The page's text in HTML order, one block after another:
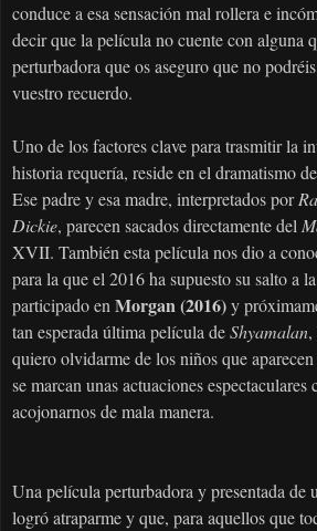
conduce a esa sensación mal rollera e
decir que la película no cuente con alguna
perturbadora que os aseguro que no
vuestro recuerdo.
Uno de los factores clave para trasmitir la
historia requería, reside en el dramatismo
Ese padre y esa madre, interpretados por
Dickie, parecen sacados directamente del
XVII. También esta película nos dio a
para la que el 2016 ha supuesto su salto a
participado enMorgan (2016)y
tan esperada última película deShyamalan,
quiero olvidarme de los niños que
se marcan unas actuaciones
acojonarnos de mala manera.
Una película perturbadora y presentada de
logró atraparme y que, para aquellos que